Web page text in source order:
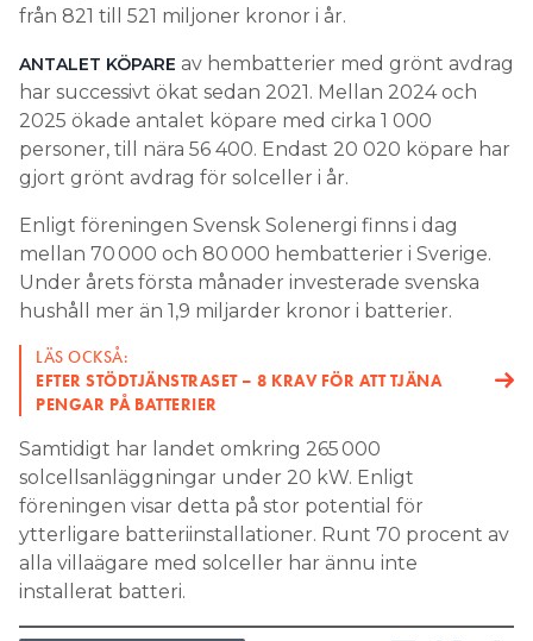
från 821 till 521 miljoner kronor i år.
ANTALET KÖPARE av hembatterier med grönt avdrag
har successivt ökat sedan 2021. Mellan 2024 och
2025 ökade antalet köpare med cirka 1 000
personer, till nära 56 400. Endast 20 020 köpare har
gjort grönt avdrag för solceller i år.
Enligt föreningen Svensk Solenergi finns i dag
mellan 70 000 och 80 000 hembatterier i Sverige.
Under årets första månader investerade svenska
hushåll mer än 1,9 miljarder kronor i batterier.
LÄS OCKSÅ:
EFTER STÖDTJÄNSTRASET – 8 KRAV FÖR ATT TJÄNA
PENGAR PÅ BATTERIER
Samtidigt har landet omkring 265 000
solcellsanläggningar under 20 kW. Enligt
föreningen visar detta på stor potential för
ytterligare batteriinstallationer. Runt 70 procent av
alla villaägare med solceller har ännu inte
installerat batteri.